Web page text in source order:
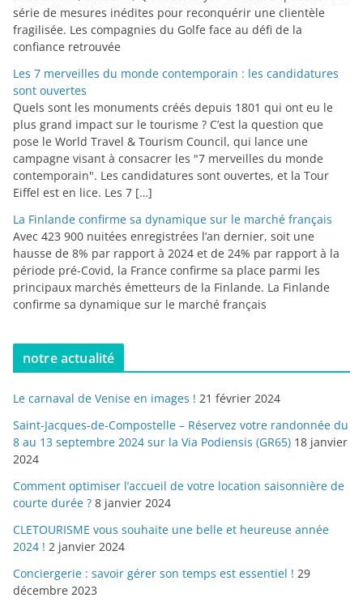
série de mesures inédites pour reconquérir une clientèle
fragilisée. Les compagnies du Golfe face au défi de la
confiance retrouvée
Les 7 merveilles du monde contemporain : les candidatures
sont ouvertes
Quels sont les monuments créés depuis 1801 qui ont eu le
plus grand impact sur le tourisme ? C’est la question que
pose le World Travel & Tourism Council, qui lance une
campagne visant à consacrer les "7 merveilles du monde
contemporain". Les candidatures sont ouvertes, et la Tour
Eiffel est en lice. Les 7 […]
La Finlande confirme sa dynamique sur le marché français
Avec 423 900 nuitées enregistrées l’an dernier, soit une
hausse de 8% par rapport à 2024 et de 24% par rapport à la
période pré-Covid, la France confirme sa place parmi les
principaux marchés émetteurs de la Finlande. La Finlande
confirme sa dynamique sur le marché français
notre actualité
Le carnaval de Venise en images ! 21 février 2024
Saint-Jacques-de-Compostelle – Réservez votre randonnée du
8 au 13 septembre 2024 sur la Via Podiensis (GR65) 18 janvier
2024
Comment optimiser l’accueil de votre location saisonnière de
courte durée ? 8 janvier 2024
CLETOURISME vous souhaite une belle et heureuse année
2024 ! 2 janvier 2024
Conciergerie : savoir gérer son temps est essentiel ! 29
décembre 2023